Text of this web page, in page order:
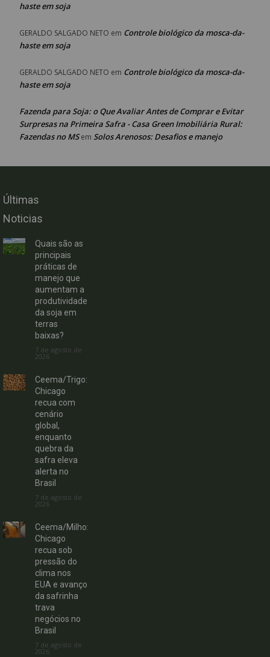
haste em soja
GERALDO SALGADO NETO em Controle biológico da mosca-da-
haste em soja
GERALDO SALGADO NETO em Controle biológico da mosca-da-
haste em soja
Fazenda para Soja: o Que Avaliar Antes de Comprar e Evitar
Surpresas na Primeira Safra - Casa Green Imobiliária Rural:
Fazendas no MSem Solos Arenosos: Desafios e manejo
Últimas
Noticias
Quais são as
principais
práticas de
manejo que
aumentam a
produtividade
da soja em
terras
baixas?
7 de agosto de
2026
Ceema/Trigo:
Chicago
recua com
cenário
global,
enquanto
quebra da
safra eleva
alerta no
Brasil
7 de agosto de
2026
Ceema/Milho:
Chicago
recua sob
pressão do
clima nos
EUA e avanço
da safrinha
trava
negócios no
Brasil
7 de agosto de
2026